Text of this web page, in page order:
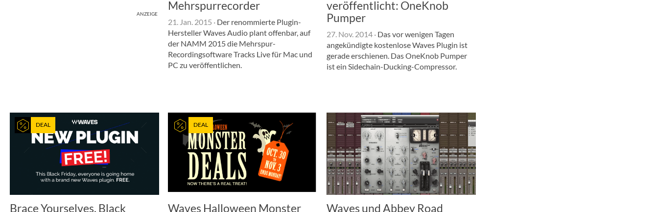
ANZEIGE
Mehrspurrecorder
21. Jan. 2015 ·Der renommierte Plugin-
Hersteller Waves Audio plant offenbar, auf
der NAMM 2015 die Mehrspur-
Recordingsoftware Tracks Live für Mac und
PC zu veröffentlichen.
veröffentlicht: OneKnob
Pumper
27. Nov. 2014 ·Das vor wenigen Tagen
angekündigte kostenlose Waves Plugin ist
gerade erschienen. Das OneKnob Pumper
ist ein Sidechain-Ducking-Compressor.
DEAL
Brace Yourselves, Black
DEAL
Waves Halloween Monster
Waves und Abbey Road